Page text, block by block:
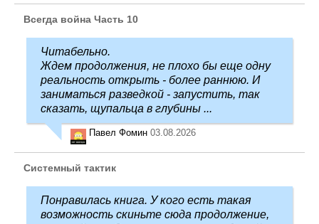
Всегда война Часть 10
Читабельно.
Ждем продолжения, не плохо бы еще одну
реальность открыть - более раннюю. И
заниматься разведкой - запустить, так
сказать, щупальца в глубины ...
Павел Фомин 03.08.2026
Системный тактик
Понравилась книга. У кого есть такая
возможность скиньте сюда продолжение,